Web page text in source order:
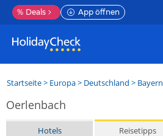
% Deals App öffnen
Startseite> Europa> Deutschland > Bayern
Oerlenbach
Hotels Reisetipps